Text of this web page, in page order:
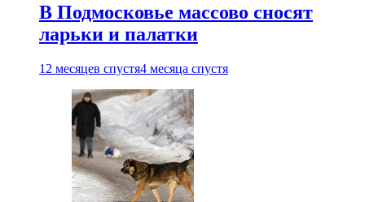
В Подмосковье массово сносят
ларьки и палатки
12 месяцев спустя4 месяца спустя